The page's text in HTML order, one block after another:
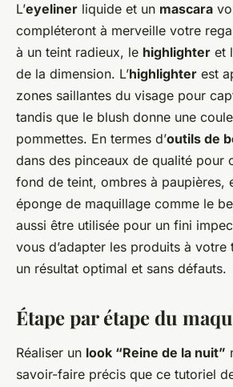
L’eyeliner liquide et un mascara
compléteront à merveille votre
à un teint radieux, le highlighter et
de la dimension. L’highlighter est
zones saillantes du visage pour
tandis que le blush donne une
pommettes. En termes d’outils de
dans des pinceaux de qualité pour
fond de teint, ombres à paupières,
éponge de maquillage comme le
aussi être utilisée pour un fini
vous d’adapter les produits à
un résultat optimal et sans défauts.
Étape par étape du
Réaliser un look “Reine de la nuit”
savoir-faire précis que ce tutoriel